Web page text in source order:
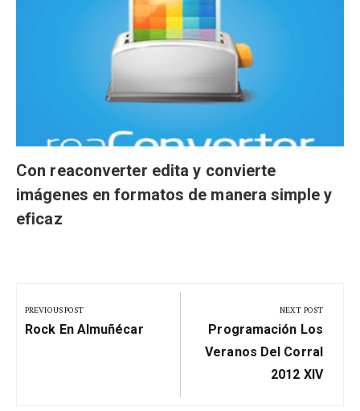
Con reaconverter edita y convierte
imágenes en formatos de manera simple y
eficaz
de
entradas
PREVIOUS POST
Previous
Rock En Almuñécar
NEXT POST
Next
Post:
Programación Los
Veranos Del Corral
2012 XIV